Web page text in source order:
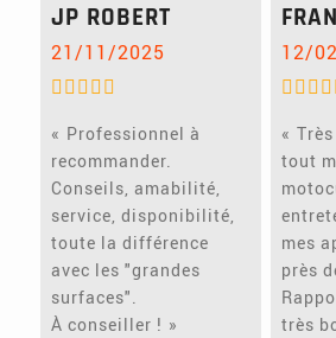
JP ROBERT
21/11/2025
Professionnel à
recommander.
Conseils, amabilité,
service, disponibilité,
toute la différence
avec les "grandes
surfaces".
À conseiller !
12/
tout
mes
près
très